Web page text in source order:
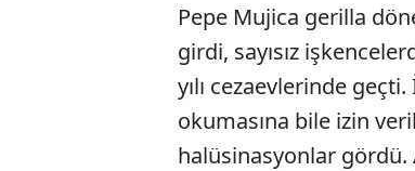
Pepe Mujica gerilla
girdi, sayısız
yılı cezaevlerinde
okumasına bile izin
halüsinasyonlar gördü.